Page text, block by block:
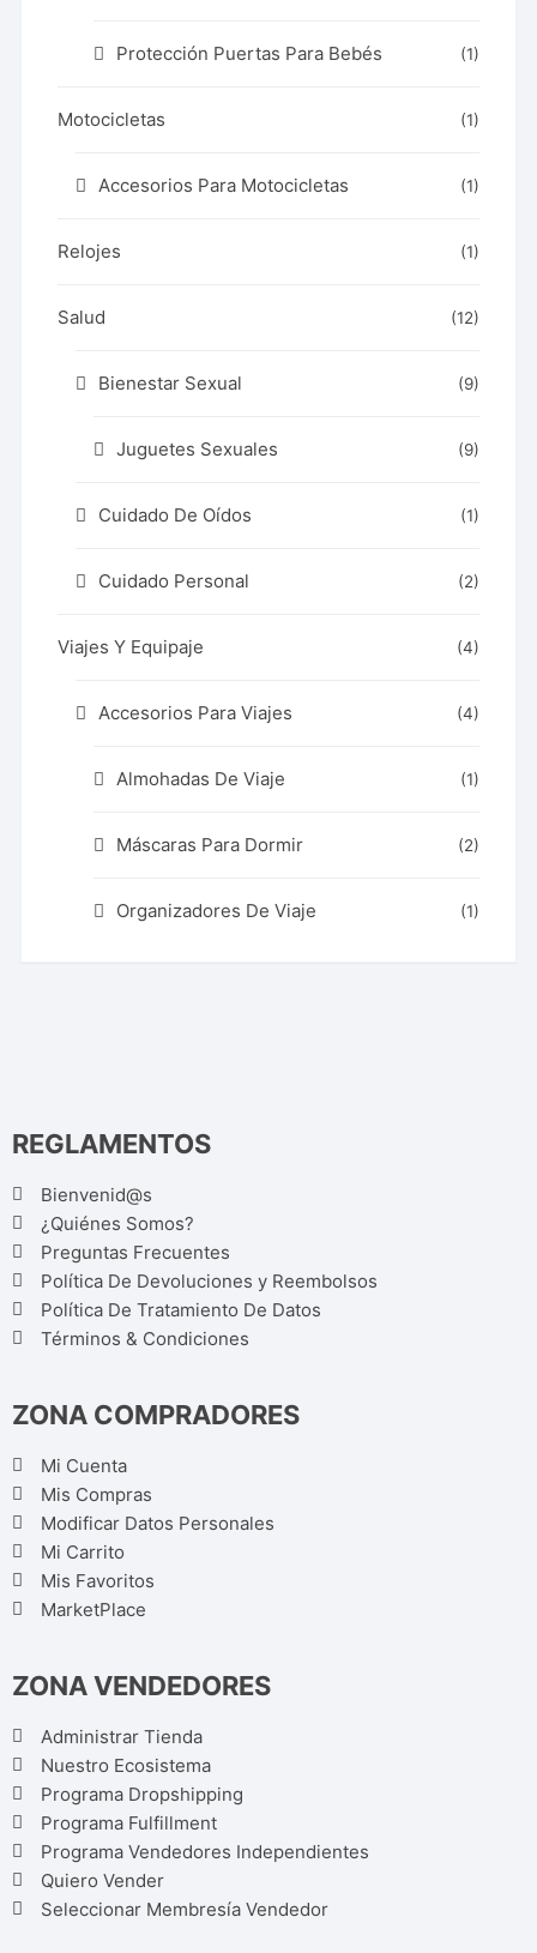
Protección Puertas Para Bebés (1)
Motocicletas (1)
Accesorios Para Motocicletas (1)
Relojes (1)
Salud (12)
Bienestar Sexual (9)
Juguetes Sexuales (9)
Cuidado De Oídos (1)
Cuidado Personal (2)
Viajes Y Equipaje (4)
Accesorios Para Viajes (4)
Almohadas De Viaje (1)
Máscaras Para Dormir (2)
Organizadores De Viaje (1)
REGLAMENTOS
Bienvenid@s
¿Quiénes Somos?
Preguntas Frecuentes
Política De Devoluciones y Reembolsos
Política De Tratamiento De Datos
Términos & Condiciones
ZONA COMPRADORES
Mi Cuenta
Mis Compras
Modificar Datos Personales
Mi Carrito
Mis Favoritos
MarketPlace
ZONA VENDEDORES
Administrar Tienda
Nuestro Ecosistema
Programa Dropshipping
Programa Fulfillment
Programa Vendedores Independientes
Quiero Vender
Seleccionar Membresía Vendedor